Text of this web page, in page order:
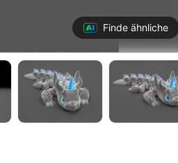
Finde ähnliche